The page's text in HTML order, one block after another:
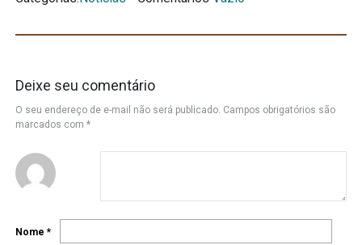
Deixe seu comentário
O seu endereço de e-mail não será publicado. Campos obrigatórios são
marcados com *
Nome *